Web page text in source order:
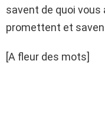
savent de quoi vous
promettent et
[A fleur des mots]